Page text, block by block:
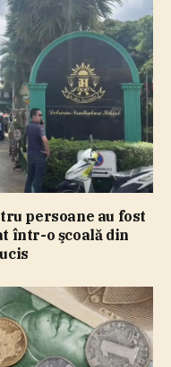
persoane au fost
într-o şcoală din